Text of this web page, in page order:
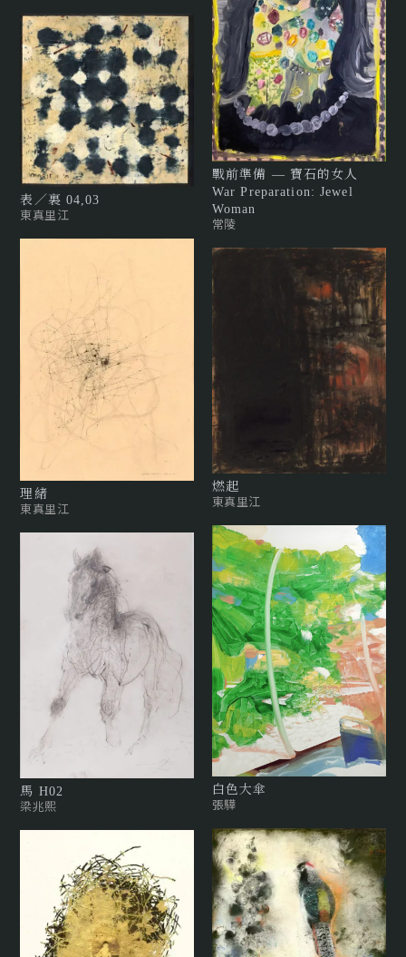
表／裏 04,03
東真里江
理緒
東真里江
馬 H02
梁兆熙
戰前準備 — 寶石的女人
War Preparation: Jewel
Woman
常陵
燃起
東真里江
白色大傘
張驊